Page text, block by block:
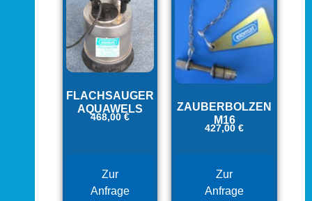
FLACHSAUGER
AQUAWELS
468,00 €
Zur
Anfrage
ZAUBERBOLZEN
M16
427,00 €
Zur
Anfrage